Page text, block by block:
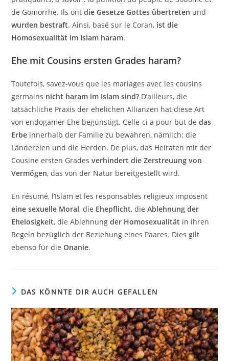
de Gomorrhe. Ils ontdie Gesetze Gottes übertreten und
wurden bestraft. Ainsi, basé sur le Coran, ist die
Homosexualität im Islam haram.
Ehe mit Cousins ersten Grades haram?
Toutefois, savez-vous que les mariages avec les cousins
germains nicht haram im Islam sind? D’ailleurs, die
tatsächliche Praxis der ehelichen Allianzen hat diese Art
von endogamer Ehe begünstigt. Celle-ci a pour but dedas
Erbe innerhalb der Familie zu bewahren, nämlich: die
Ländereien und die Herden. De plus, das Heiraten mit der
Cousine ersten Gradesverhindert die Zerstreuung von
Vermögen, das von der Natur bereitgestellt wird.
En résumé, l’Islam et les responsables religieux imposent
eine sexuelle Moral, die Ehepflicht, dieAblehnung der
Ehelosigkeit, die Ablehnungder Homosexualität in ihren
Regeln bezüglich der Beziehung eines Paares. Dies gilt
ebenso für dieOnanie.
DAS KÖNNTE DIR AUCH GEFALLEN